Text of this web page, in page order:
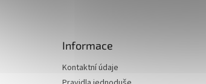
Informace
Kontaktní údaje